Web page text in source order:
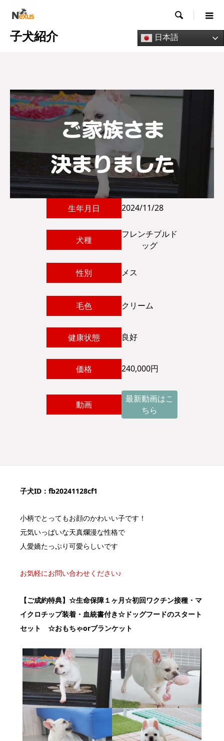
日本語

子犬紹介
生年月日 2024/11/28
犬種
フレンチブルド
ッグ
性別 メス
毛色 クリーム
健康状態 良好
価格 240,000円
動画
最新動画はこ
ちら
子犬ID：fb20241128cf1
小柄でとってもお顔のかわいい子です！
元気いっぱいな天真爛漫な性格で
人愛嬌たっぷり可愛らしいです
お気軽にお問い合わせください♪
【ご成約特典】 ☆生命保障１ヶ月☆初回ワクチン接種・マ
イクロチップ装着・血統書付き☆ドッグフードのスタート
セット ☆おもちゃorブランケット